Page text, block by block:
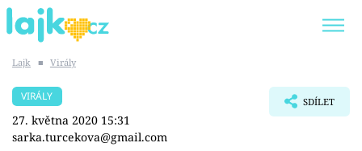
SHOPAHOLICADEL
Lajk ■ Virály
VIRÁLY
27. května 2020 15:31
sarka.turcekova@gmail.com
SDÍLET